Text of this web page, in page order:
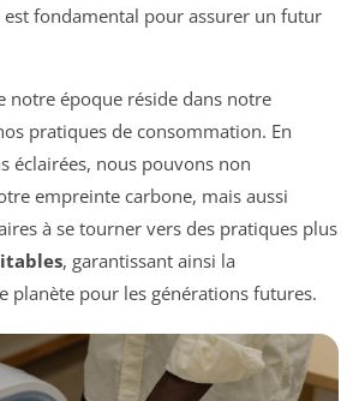
est fondamental pour assurer un futur
notre époque réside dans notre
pratiques de consommation. En
éclairées, nous pouvons non
empreinte carbone, mais aussi
à se tourner vers des pratiques plus
, garantissant ainsi la
planète pour les générations futures.